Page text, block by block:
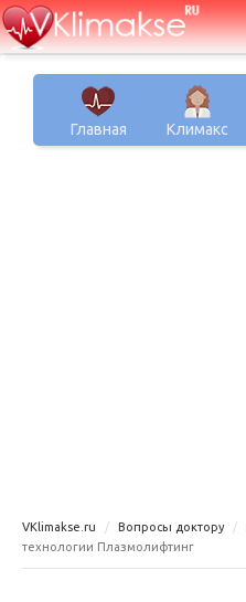
Главная Климакс
VKlimakse.ru Вопросы доктору
технологии Плазмолифтинг